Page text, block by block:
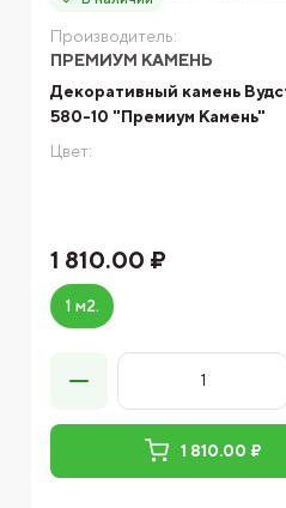
Производитель:
ПРЕМИУМ КАМЕНЬ
Декоративный камень
580-10 "Премиум Камень"
Цвет:
1 810.00 ₽
1 м2.
1 810.00 ₽